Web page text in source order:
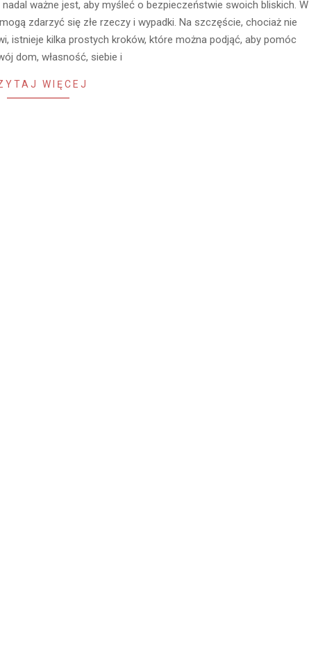
ważne jest, aby myśleć o bezpieczeństwie swoich bliskich. W
zdarzyć się złe rzeczy i wypadki. Na szczęście, chociaż nie
istnieje kilka prostych kroków, które można podjąć, aby pomóc
dom, własność, siebie i
WIĘCEJ